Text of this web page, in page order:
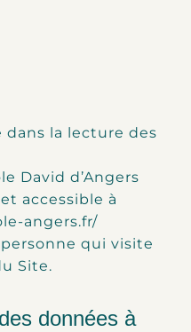
dans la lecture des
David d’Angers
accessible à
angers.fr/
qui visite
Site.
données à